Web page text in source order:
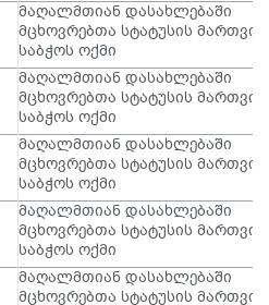
მაღალმთიან დასახლებაში
მცხოვრებთა სტატუსის მართვის
საბჭოს ოქმი
მაღალმთიან დასახლებაში
მცხოვრებთა სტატუსის მართვის
საბჭოს ოქმი
მაღალმთიან დასახლებაში
მცხოვრებთა სტატუსის მართვის
საბჭოს ოქმი
მაღალმთიან დასახლებაში
მცხოვრებთა სტატუსის მართვის
საბჭოს ოქმი
მაღალმთიან დასახლებაში
მცხოვრებთა სტატუსის მართვის